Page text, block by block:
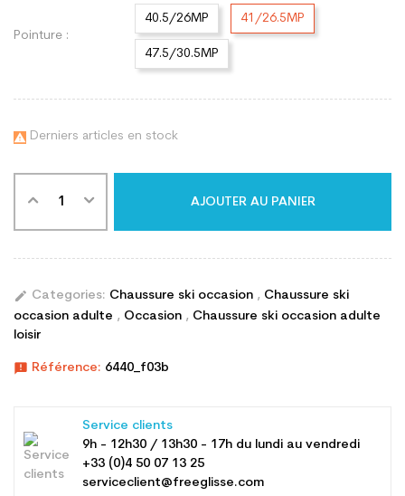
Pointure :
40.5/26MP 41/26.5MP
47.5/30.5MP
 Derniers articles en stock
AJOUTER AU PANIER
edit Categories: Chaussure ski occasion , Chaussure ski
occasion adulte , Occasion , Chaussure ski occasion adulte
loisir
announcement Référence: 6440_f03b
Service clients
9h - 12h30 / 13h30 - 17h du lundi au vendredi
+33 (0)4 50 07 13 25
serviceclient@freeglisse.com